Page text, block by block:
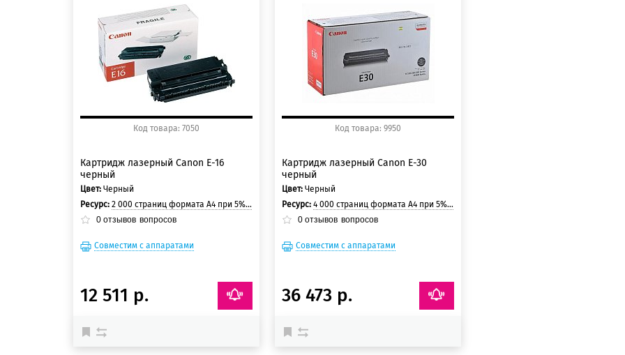
100 баллов
125 баллов
Код товара: 7050
Картридж лазерный Canon E-16
черный
Цвет: Черный
Ресурс: 2 000 страниц формата А4 при 5% заполнении страницы.
0 отзывов вопросов
Совместим с аппаратами
12 511 р.
125 баллов
Код товара: 9950
Картридж лазерный Canon E-30
черный
Цвет: Черный
Ресурс: 4 000 страниц формата А4 при 5% заполнении страницы.
0 отзывов вопросов
Совместим с аппаратами
36 473 р.